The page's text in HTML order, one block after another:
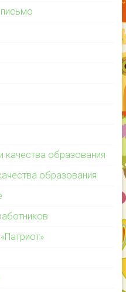
качества образования
образования